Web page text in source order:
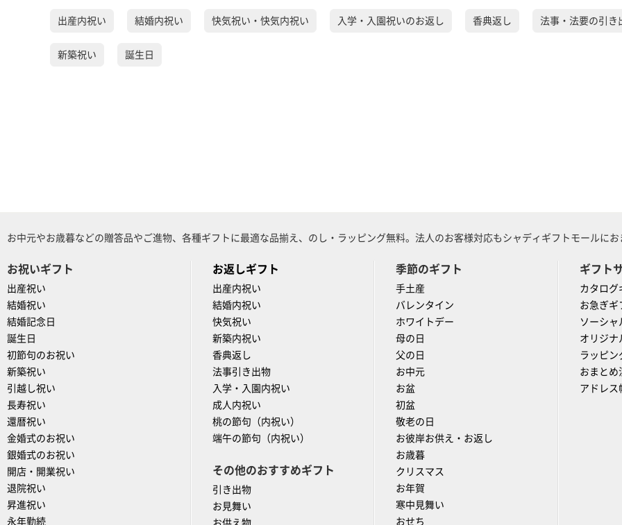
出産内祝い 結婚内祝い 快気祝い・快気内祝い 入学・入園祝いのお返し 香典返し 法事・法要の引き
新築祝い 誕生日
お中元やお歳暮などの贈答品やご進物、各種ギフトに最適な品揃え、のし・ラッピング無料。法人のお客様対応もシャディギフトモールに
お祝いギフト
出産祝い
結婚祝い
結婚記念日
誕生日
初節句のお祝い
新築祝い
引越し祝い
長寿祝い
還暦祝い
金婚式のお祝い
銀婚式のお祝い
開店・開業祝い
退院祝い
昇進祝い
永年勤続
お返しギフト
出産内祝い
結婚内祝い
快気祝い
新築内祝い
香典返し
法事引き出物
入学・入園内祝い
成人内祝い
桃の節句（内祝い）
端午の節句（内祝い）
その他のおすすめギフト
引き出物
お見舞い
季節のギフト
手土産
バレンタイン
ホワイトデー
母の日
父の日
お中元
お盆
初盆
敬老の日
お彼岸お供え・お返し
お歳暮
クリスマス
お年賀
寒中見舞い
おせち
ギフト
カタログ
お急ぎギ
ソーシャ
オリジナ
ラッピン
おまとめ
アドレス